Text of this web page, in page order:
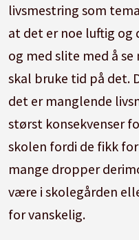
livsmestring som
at det er noe luftig
og med slite med å
skal bruke tid på det.
det er manglende
størst konsekvenser
skolen fordi de fikk
mange dropper
være i skolegården
for vanskelig.